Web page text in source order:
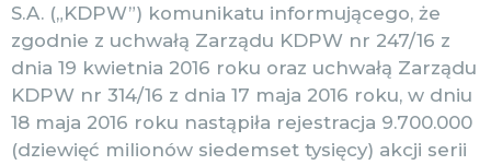
S.A. („KDPW”) komunikatu informującego, że
zgodnie z uchwałą Zarządu KDPW nr 247/16 z
dnia 19 kwietnia 2016 roku oraz uchwałą Zarządu
KDPW nr 314/16 z dnia 17 maja 2016 roku, w dniu
18 maja 2016 roku nastąpiła rejestracja 9.700.000
(dziewięć milionów siedemset tysięcy) akcji serii